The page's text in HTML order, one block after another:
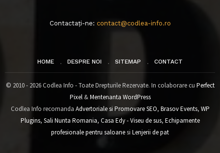
Contactați-ne: contact@codlea-info.ro
HOME DESPRE NOI SITEMAP CONTACT
© 2010 - 2026 Codlea Info - Toate Drepturile Rezervate. In colaborare cu Perfect
Pixel&Mentenanta WordPress
Codlea Info recomanda Advertoriale si Promovare SEO, Brasov Events, WP
Plugins, Sali Nunta Romania, Casa Edy - Viseu de sus, Echipamente
profesionale pentru saloanesi Lenjerii de pat